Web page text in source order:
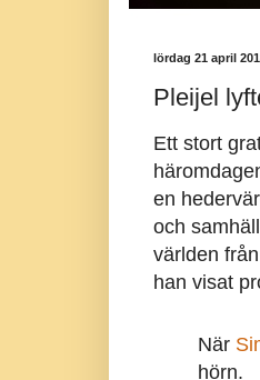
lördag 21 april
Pleijel
Ett stort
en
och
världen
han visat
När
hörn.